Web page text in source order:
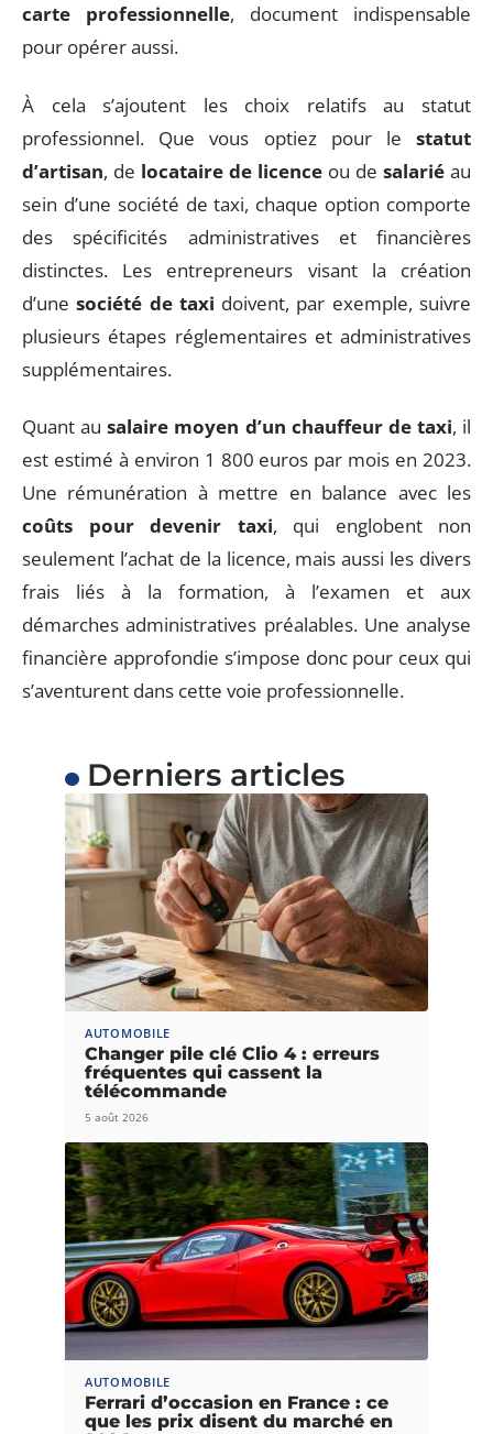
carte professionnelle, document indispensable
pour opérer aussi.
À cela s’ajoutent les choix relatifs au statut
professionnel. Que vous optiez pour le statut
d’artisan, de locataire de licence ou de salarié au
sein d’une société de taxi, chaque option comporte
des spécificités administratives et financières
distinctes. Les entrepreneurs visant la création
d’unesociété de taxi doivent, par exemple, suivre
plusieurs étapes réglementaires et administratives
supplémentaires.
Quant ausalaire moyen d’un chauffeur de taxi, il
est estimé à environ 1 800 euros par mois en 2023.
Une rémunération à mettre en balance avec les
coûts pour devenir taxi, qui englobent non
seulement l’achat de la licence, mais aussi les divers
frais liés à la formation, à l’examen et aux
démarches administratives préalables. Une analyse
financière approfondie s’impose donc pour ceux qui
s’aventurent dans cette voie professionnelle.
Derniers articles
AUTOMOBILE
Changer pile clé Clio 4 : erreurs
fréquentes qui cassent la
télécommande
5 août 2026
AUTOMOBILE
Ferrari d’occasion en France : ce
que les prix disent du marché en